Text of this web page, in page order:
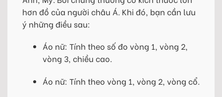
hơn đồ của người châu Á. Khi đó, bạn cần lưu
ý những điều sau:
Áo nữ: Tính theo số đo vòng 1, vòng 2,
vòng 3, chiều cao.
Áo nữ: Tính theo vòng 1, vòng 2, vòng cổ.